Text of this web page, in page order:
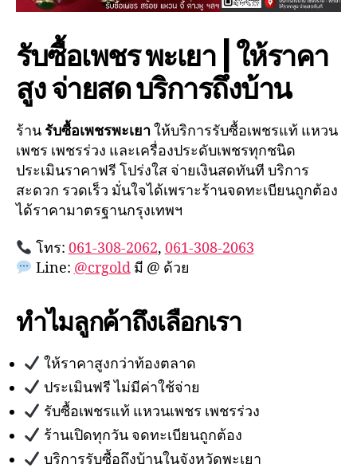
รับซื้อเพชร พะเยา | ให้ราคา
สูง จ่ายสด บริการถึงบ้าน
ร้าน รับซื้อเพชรพะเยาให้บริการรับซื้อเพชรแท้ แหวน
เพชร เพชรร่วง และเครื่องประดับเพชรทุกชนิด
ประเมินราคาฟรี โปร่งใส จ่ายเงินสดทันที บริการ
สะดวก รวดเร็ว มั่นใจได้เพราะร้านจดทะเบียนถูกต้อง
ได้ราคามาตรฐานกรุงเทพฯ
โทร: 061-308-2062, 061-308-2063
Line: @crgoldมี @ ด้วย
ทำไมลูกค้าถึงเลือกเรา
ให้ราคาสูงกว่าท้องตลาด
ประเมินฟรี ไม่มีค่าใช้จ่าย
รับซื้อเพชรแท้ แหวนเพชร เพชรร่วง
ร้านเปิดทุกวัน จดทะเบียนถูกต้อง
บริการรับซื้อถึงบ้านในจังหวัดพะเยา